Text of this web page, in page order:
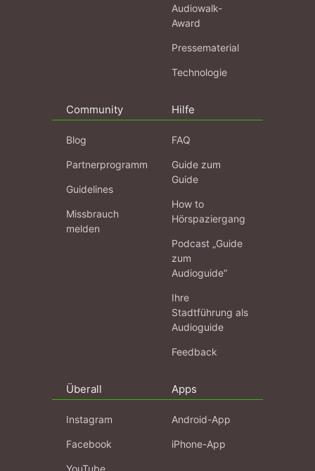
Audiowalk-
Award
Pressematerial
Technologie
Community
Blog
Partnerprogramm
Guidelines
Missbrauch
melden
Hilfe
FAQ
Guide zum
Guide
How to
Hörspaziergang
Podcast „Guide
zum
Audioguide“
Ihre
Stadtführung als
Audioguide
Feedback
Überall
Instagram
Facebook
YouTube
Apps
Android-App
iPhone-App